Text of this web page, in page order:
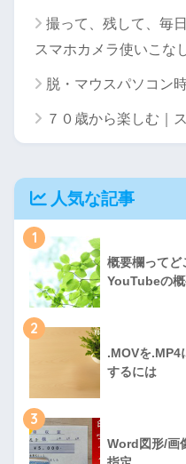
撮って、残して、毎
スマホカメラ使いこな
脱・マウスパソコン
７０歳から楽しむ｜
人気な記事
1
概要欄ってど
YouTubeの
2
.MOVを.MP4
するには
3
Word図形/画